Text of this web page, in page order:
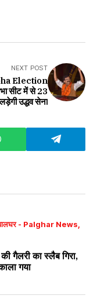
NEXT POST
Election
सीट में से 23
उद्धव सेना
- Palghar News
की गैलरी का स्लैब गिरा,
गया